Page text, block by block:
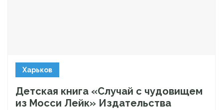
Харьков
Детская книга «Случай с чудовищем
из Мосси Лейк» Издательства